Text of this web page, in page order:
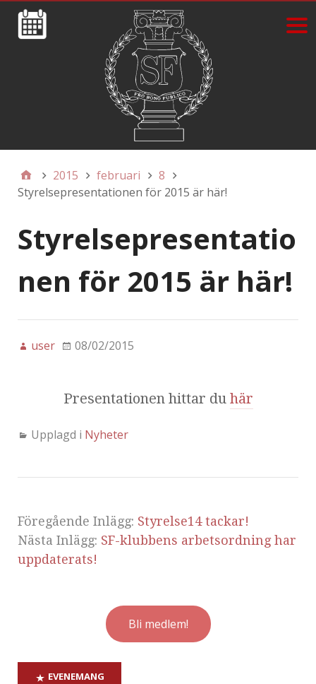
2015 februari
8
Styrelsepresentationen för 2015 är här!
Styrelsepresentatio
nen för 2015 är här!
user 08/02/2015
Presentationen hittar du här
Upplagd i Nyheter
Föregående Inlägg: Styrelse14 tackar!
Nästa Inlägg: SF-klubbens arbetsordning har
uppdaterats!
Bli medlem!
EVENEMANG